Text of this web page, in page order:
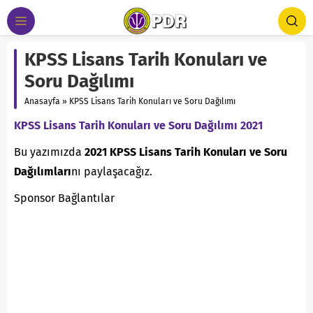
KPSS Lisans Tarih Konuları ve
Soru Dağılımı
Anasayfa » KPSS Lisans Tarih Konuları ve Soru Dağılımı
KPSS Lisans Tarih Konuları ve Soru Dağılımı 2021
Bu yazımızda 2021 KPSS Lisans Tarih Konuları ve Soru
Dağılımlarını paylaşacağız.
Sponsor Bağlantılar